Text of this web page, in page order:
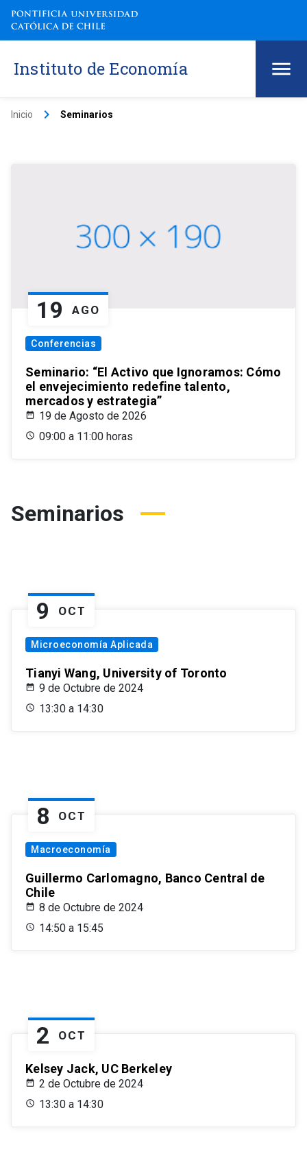
Instituto de Economía
Inicio keyboard_arrow_right Seminarios
19 AGO
Conferencias
Seminario: “El Activo que Ignoramos: Cómo
el envejecimiento redefine talento,
mercados y estrategia”
19 de Agosto de 2026
09:00 a 11:00 horas
Seminarios
9 OCT
Microeconomía Aplicada
Tianyi Wang, University of Toronto
9 de Octubre de 2024
13:30 a 14:30
8 OCT
Macroeconomía
Guillermo Carlomagno, Banco Central de
Chile
8 de Octubre de 2024
14:50 a 15:45
2 OCT
Kelsey Jack, UC Berkeley
2 de Octubre de 2024
13:30 a 14:30